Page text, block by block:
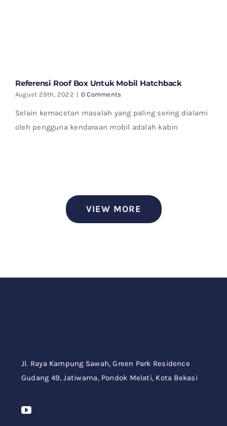
Referensi Roof Box Untuk Mobil Hatchback
August 29th, 2022 | 0 Comments
Selain kemacetan masalah yang paling sering dialami
oleh pengguna kendaraan mobil adalah kabin
VIEW MORE
Jl. Raya Kampung Sawah,Green Park Residence
Gudang 49,Jatiwarna, Pondok Melati, Kota Bekasi